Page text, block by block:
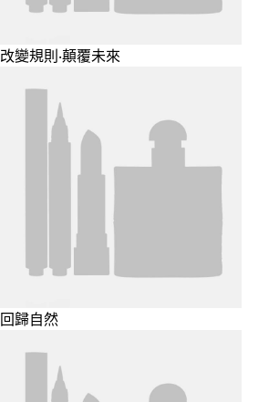
改變規則‧顛覆未來
回歸自然